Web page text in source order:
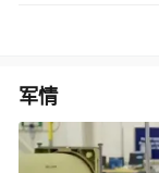
军情